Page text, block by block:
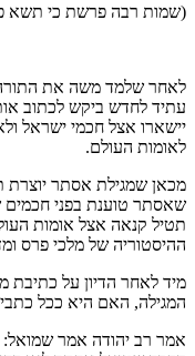
(שמות רבה פרשת כי תשא
לאחר שלמד משה את התורה
עתיד לחדש ביקש לכתוב
יישארו אצל חכמי ישראל
לאומות העולם.
מכאן שמגילת אסתר יוצרת
שאסתר טוענת בפני
תטיל קנאה אצל אומות
ההיסטוריה של מלכי פרס
מיד לאחר הדיון על כתיבת
המגילה, האם היא ככל
אמר רב יהודה אמר